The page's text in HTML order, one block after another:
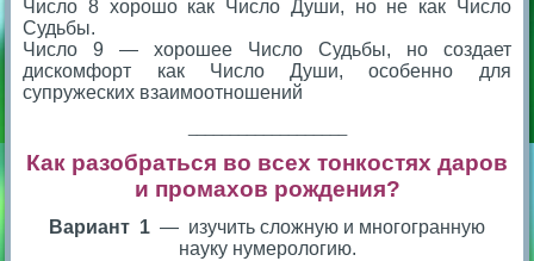
Число 8 хорошо как Число Души, но не как Число
Судьбы.
Число 9 — хорошее Число Судьбы, но создает
дискомфорт как Число Души, особенно для
супружеских взаимоотношений
Как разобраться во всех тонкостях даров
и промахов рождения?
Вариант 1 — изучить сложную и многогранную
науку нумерологию.